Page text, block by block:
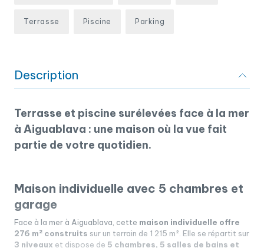
Terrasse Piscine Parking
Description
Terrasse et piscine surélevées face à la mer
à Aiguablava : une maison où la vue fait
partie de votre quotidien.
Maison individuelle avec 5 chambres et
garage
Face à la mer à Aiguablava, cette maison individuelle offre
276 m² construits sur un terrain de 1 215 m². Elle se répartit sur
3 niveaux et dispose de 5 chambres, 5 salles de bains et